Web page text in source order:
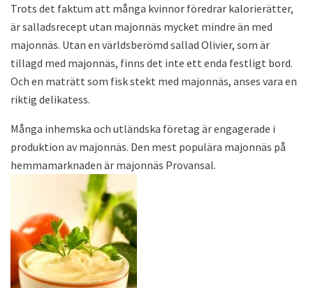
Trots det faktum att många kvinnor föredrar kalorierätter,
är salladsrecept utan majonnäs mycket mindre än med
majonnäs. Utan en världsberömd sallad Olivier, som är
tillagd med majonnäs, finns det inte ett enda festligt bord.
Och en maträtt som fisk stekt med majonnäs, anses vara en
riktig delikatess.
Många inhemska och utländska företag är engagerade i
produktion av majonnäs. Den mest populära majonnäs på
hemmamarknaden är majonnäs Provansal.